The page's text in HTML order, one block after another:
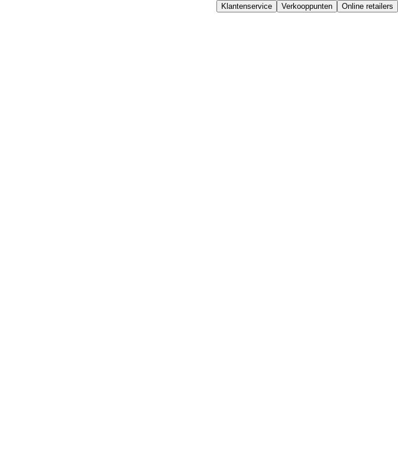
Klantenservice Verkooppunten Online retailers